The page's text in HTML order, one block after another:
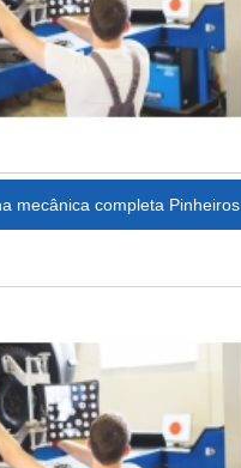
mecânica completa Pinheiros